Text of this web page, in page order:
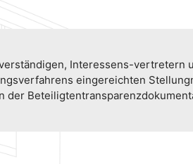
Interessens-vertretern
eingereichten
der